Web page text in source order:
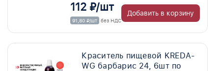
112 ₽/шт
91,80 ₽/шт без НДС
Добавить в корзину
Краситель пищевой KREDA-
WG барбарис 24, 6шт по